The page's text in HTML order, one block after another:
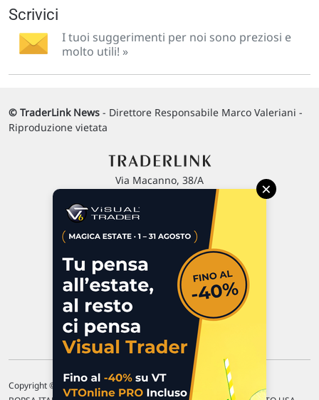
Scrivici
I tuoi suggerimenti per noi sono preziosi e
molto utili! »
© TraderLink News - Direttore Responsabile Marco Valeriani -
Riproduzione vietata
Via Macanno, 38/A
P.IVA 02 452 460 401
Commenti e segnalazioni
Contattaci
Copyright © 1996-2026 Traderlink Italia s.r.l.
×